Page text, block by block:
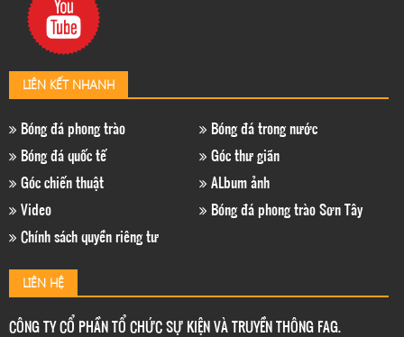
LIÊN KẾT NHANH
Bóng đá phong trào
Bóng đá trong nước
Bóng đá quốc tế
Góc thư giãn
Góc chiến thuật
ALbum ảnh
Video
Bóng đá phong trào Sơn Tây
Chính sách quyền riêng tư
LIÊN HỆ
CÔNG TY CỔ PHẦN TỔ CHỨC SỰ KIỆN VÀ TRUYỀN THÔNG FAG.